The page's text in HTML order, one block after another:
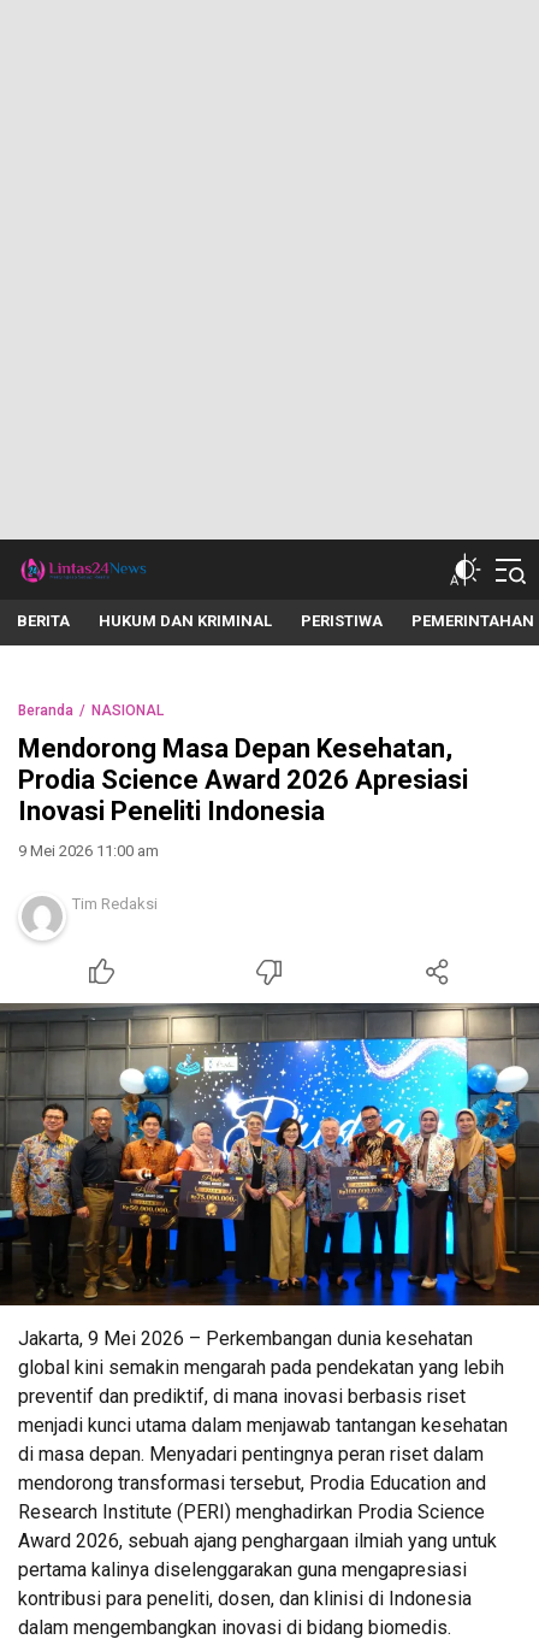
lintas24news.com
Menyingkap Setiap Realita
BERITA HUKUM DAN KRIMINAL PERISTIWA PEMERINTAHAN
Beranda NASIONAL
Mendorong Masa Depan Kesehatan,
Prodia Science Award 2026 Apresiasi
Inovasi Peneliti Indonesia
9 Mei 2026 11:00 am
Tim Redaksi
Jakarta, 9 Mei 2026 – Perkembangan dunia kesehatan
global kini semakin mengarah pada pendekatan yang lebih
preventif dan prediktif, di mana inovasi berbasis riset
menjadi kunci utama dalam menjawab tantangan kesehatan
di masa depan. Menyadari pentingnya peran riset dalam
mendorong transformasi tersebut, Prodia Education and
Research Institute (PERI) menghadirkan Prodia Science
Award 2026, sebuah ajang penghargaan ilmiah yang untuk
pertama kalinya diselenggarakan guna mengapresiasi
kontribusi para peneliti, dosen, dan klinisi di Indonesia
dalam mengembangkan inovasi di bidang biomedis.